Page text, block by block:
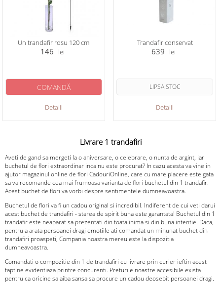
Un trandafir rosu 120 cm
146 lei
Detalii
COMANDĂ
Trandafir conservat
639 lei
Detalii
LIPSA STOC
Livrare 1 trandafiri
Aveti de gand sa mergeti la o aniversare, o celebrare, o nunta de argint, iar
buchetul de flori extraordinar inca nu este procurat? In cazulacesta va vine in
ajutor magazinul online de flori CadouriOnline, care cu mare placere este gata
sa va recomande cea mai frumoasa varianta de flori buchetul din 1 trandafir.
Acest buchet de flori va vorbi despre sentimentele dumneavoastra.
Buchetul de flori va fi un cadou original si incredibil. Indiferent de cui veti darui
acest buchet de trandafiri - starea de spirit buna este garantata! Buchetul din 1
trandafir este neaparat sa prezentati din toata inima si din buna intentie. Daca,
pentru a arata persoanei dragi emotiile ati comandat un minunat buchet din
trandafiri proaspeti, Compania noastra mereu este la dispozitia
dumneavoastra.
Comandati o compozitie din 1 de trandafiri cu livrare prin curier ieftin acest
fapt ne evidentiaza printre concurenti. Preturile noastre accesibile exista
pentru ca oricine sa aiba sansa sa procure un cadou deosebit persoanei dragi.